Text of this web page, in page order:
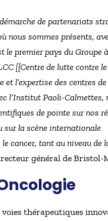
de partenariats
nous sommes présents,
le premier pays du
[[Centre de lutte contre
l’expertise des centres
l’Institut Paoli-
de pointe sur nos
la scène internationale
cancer, tant au niveau de
général de Bristol-
thérapeutiques